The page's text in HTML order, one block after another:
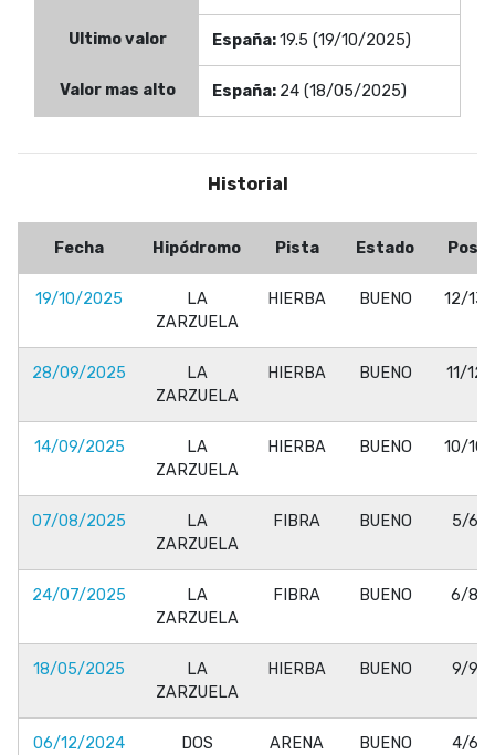
Ultimo valor España:19.5 (19/10/2025)
Valor mas alto España: 24 (18/05/2025)
Historial
Fecha Hipódromo Pista Estado Pos.
19/10/2025
LA
ZARZUELA
HIERBA BUENO 12/13
28/09/2025
LA
ZARZUELA
HIERBA BUENO 11/12
14/09/2025
LA
ZARZUELA
HIERBA BUENO 10/10
07/08/2025
LA
ZARZUELA
FIBRA BUENO 5/6
24/07/2025
LA
ZARZUELA
FIBRA BUENO 6/8
18/05/2025
LA
ZARZUELA
HIERBA BUENO 9/9
06/12/2024
DOS
ARENA BUENO 4/6